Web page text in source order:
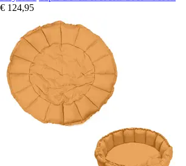
€ 124,95